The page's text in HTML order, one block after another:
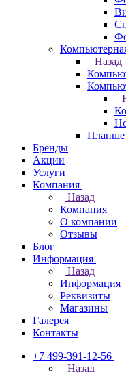
Назад
Бренды
Акции
Услуги
Компания
Назад
Компания
О компании
Отзывы
Блог
Информация
Назад
Информация
Реквизиты
Магазины
Галерея
Контакты
+7 499-391-12-56
Назад